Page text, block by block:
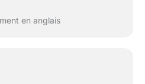
d'affichage HP2560
en anglais